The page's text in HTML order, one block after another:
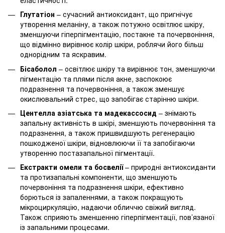
Глутатіон – сучасний антиоксидант, що пригнічує
утворення меланіну, а також потужно освітлює шкіру,
зменшуючи гіперпігментацію, постакне та почервоніння,
що відмінно вирівнює колір шкіри, роблячи його більш
однорідним та яскравим.
Бісаболол – освітлює шкіру та вирівнює тон, зменшуючи
пігментацію та плями після акне, заспокоює
подразнення та почервоніння, а також зменшує
окислювальний стрес, що запобігає старінню шкіри.
Центелла азіатська та мадекассосид – знімають
запальну активність в шкірі, зменшують почервоніння та
подразнення, а також пришвидшують регенерацію
пошкодженої шкіри, відновлюючи її та запобігаючи
утворенню постазапальної пігментації.
Екстракти омели та босвелії– природні антиоксиданти
та протизапальні компоненти, що зменшують
почервоніння та подразнення шкіри, ефективно
борються із запаленнями, а також покращують
мікроциркуляцію, надаючи обличчю свіжий вигляд.
Також сприяють зменшенню гіперпігментації, пов’язаної
із запальними процесами.